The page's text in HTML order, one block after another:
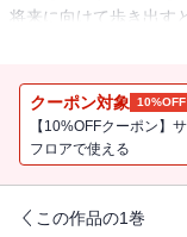
将来に向けて歩き出す
クーポン対象 10%OFF
【10%OFFクーポン】
フロアで使える
この作品の1巻